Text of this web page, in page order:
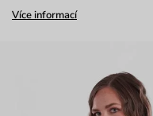
Více informací